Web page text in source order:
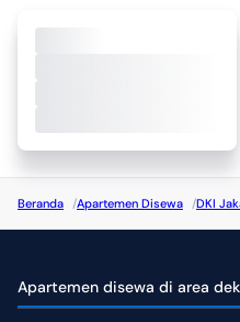
Beranda /Apartemen Disewa /DKI
Apartemen disewa di area